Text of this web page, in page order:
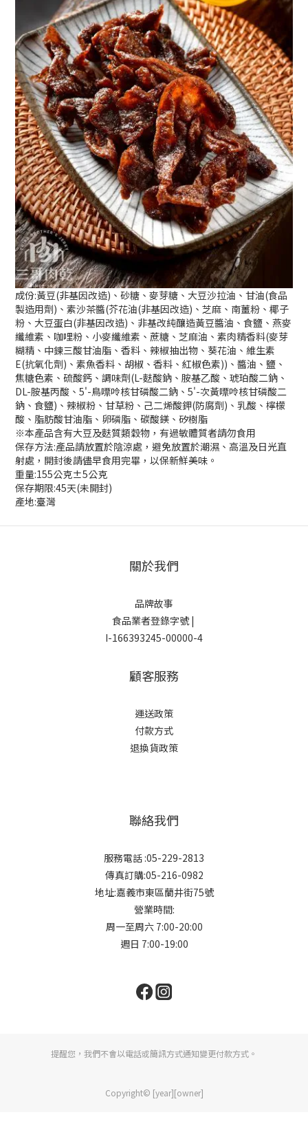
成份:黃豆(非基因改造)、砂糖、麥芽糖、大豆沙拉油、甘油(食品
製造用劑)、素沙茶醬(芥花油(非基因改造)、芝麻、南薑粉、椰子
粉、大豆蛋白(非基因改造)、非基改純釀造黃豆醬油、食鹽、燕麥
纖維素、咖哩粉、小麥纖維素、蔗糖、芝麻油、素肉精香料(麥芽
糊精、中鍊三酸甘油脂、香料、辣椒抽出物、葵花油、維生素
E(抗氧化劑)、素魚香料、胡椒、香料、紅椒色素))、醬油、鹽、
焦糖色素、硫酸鈣、調味劑(L-麩酸鈉、胺基乙酸、琥珀酸二鈉、
DL-胺基丙酸、5'-鳥嘌呤核甘磷酸二鈉、5'-次黃嘌呤核甘磷酸二
鈉、食鹽)、辣椒粉、甘草粉、己二烯酸鉀(防腐劑)、乳酸、檸檬
酸、脂肪酸甘油脂、卵磷脂、碳酸鎂、矽樹脂
※本產品含有大豆及麩質類穀物，有過敏體質者請勿食用
保存方法:產品請放置於陰涼處，避免放置於潮濕、高溫及日光直
射處，開封後請儘早食用完畢，以保新鮮美味。
重量:155公克±5公克
保存期限:45天(未開封)
產地:臺灣
關於我們
品牌故事
食品業者登錄字號 |
I-166393245-00000-4
顧客服務
運送政策
付款方式
退換貨政策
聯絡我們
服務電話 :05-229-2813
傳真訂購:05-216-0982
地址:嘉義市東區蘭井街75號
營業時間:
周一至周六 7:00-20:00
週日 7:00-19:00
提醒您，我們不會以電話或簡訊方式通知變更付款方式。
Copyright© [year][owner]